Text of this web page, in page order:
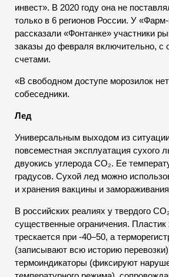
инвест». В 2020 году она не
только в 6 регионов России. У
рассказали «Фонтанке» участники
заказы до февраля включительно, с
счетами.
«В свободном доступе морозилок
собеседники.
Лед
Универсальным выходом из
повсеместная эксплуатация сухого
двуокись углерода CO₂. Ее
градусов. Сухой лед можно
и хранения вакцины и
В российских реалиях у твердого
существенные ограничения.
трескается при -40–50, а
(записывают всю историю
термоиндикаторы (фиксируют